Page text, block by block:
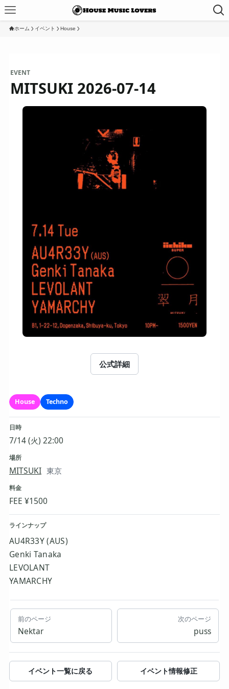
ホーム イベント House
EVENT
MITSUKI 2026-07-14
公式詳細
House Techno
日時
7/14 (火) 22:00
場所
MITSUKI 東京
料金
FEE ¥1500
ラインナップ
AU4R33Y (AUS)
Genki Tanaka
LEVOLANT
YAMARCHY
前のページ
Nektar
次のページ
puss
イベント一覧に戻る イベント情報修正